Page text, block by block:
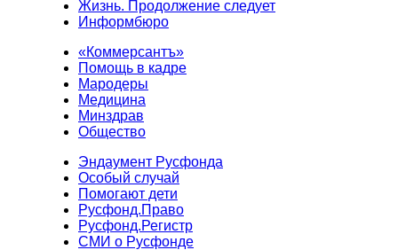
Жизнь. Продолжение следует
Информбюро
«Коммерсантъ»
Помощь в кадре
Мародеры
Медицина
Минздрав
Общество
Эндаумент Русфонда
Особый случай
Помогают дети
Русфонд.Право
Русфонд.Регистр
СМИ о Русфонде